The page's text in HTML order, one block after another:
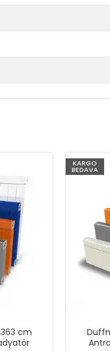
cm
KARGO
BEDAVA